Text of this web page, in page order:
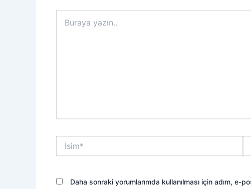
yazın..
İsim*
Daha sonraki yorumlarımda kullanılması için adım,